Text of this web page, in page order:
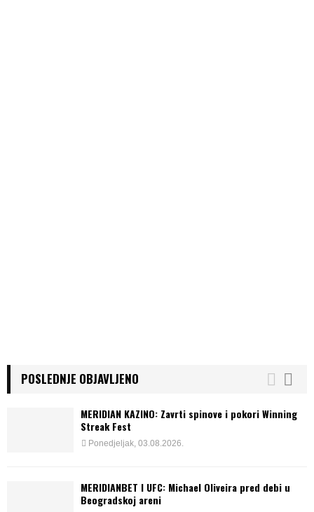
POSLEDNJE OBJAVLJENO
MERIDIAN KAZINO: Zavrti spinove i pokori Winning
Streak Fest
Ponedjeljak, 03.08.2026.
MERIDIANBET I UFC: Michael Oliveira pred debi u
Beogradskoj areni